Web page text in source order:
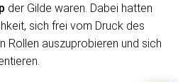
der Gilde waren. Dabei hatten
sich frei vom Druck des
Rollen auszuprobieren und sich